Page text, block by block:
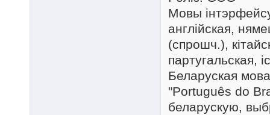
Мовы
англійская,
(спрошч.),
партугальская,
Беларуская
"Português do
беларускую,